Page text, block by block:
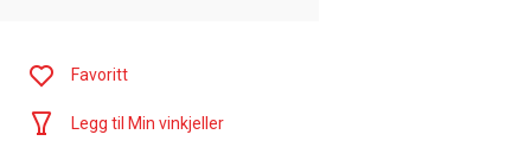
Favoritt
Legg til Min vinkjeller